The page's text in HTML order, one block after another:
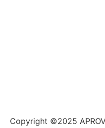
Copyright ©2025